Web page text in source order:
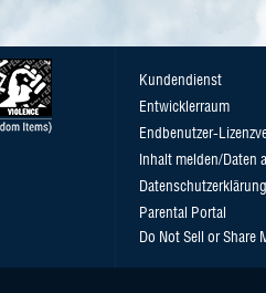
Kundendienst
Entwicklerraum
Endbenutzer-
Inhalt melden/Daten
Datenschutzerklärung
Parental Portal
Do Not Sell or Share